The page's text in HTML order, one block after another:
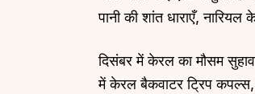
पानी की शांत धाराएँ,
दिसंबर में केरल का मौसम
में केरल बैकवाटर ट्रिप कपल्स,